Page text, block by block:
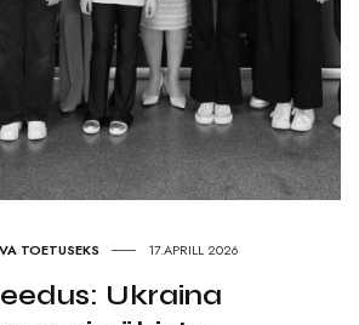
TOETUSEKS 17.APRILL 2026
Ukraina